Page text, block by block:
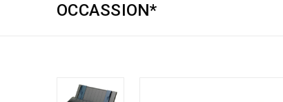
OCCASSION*